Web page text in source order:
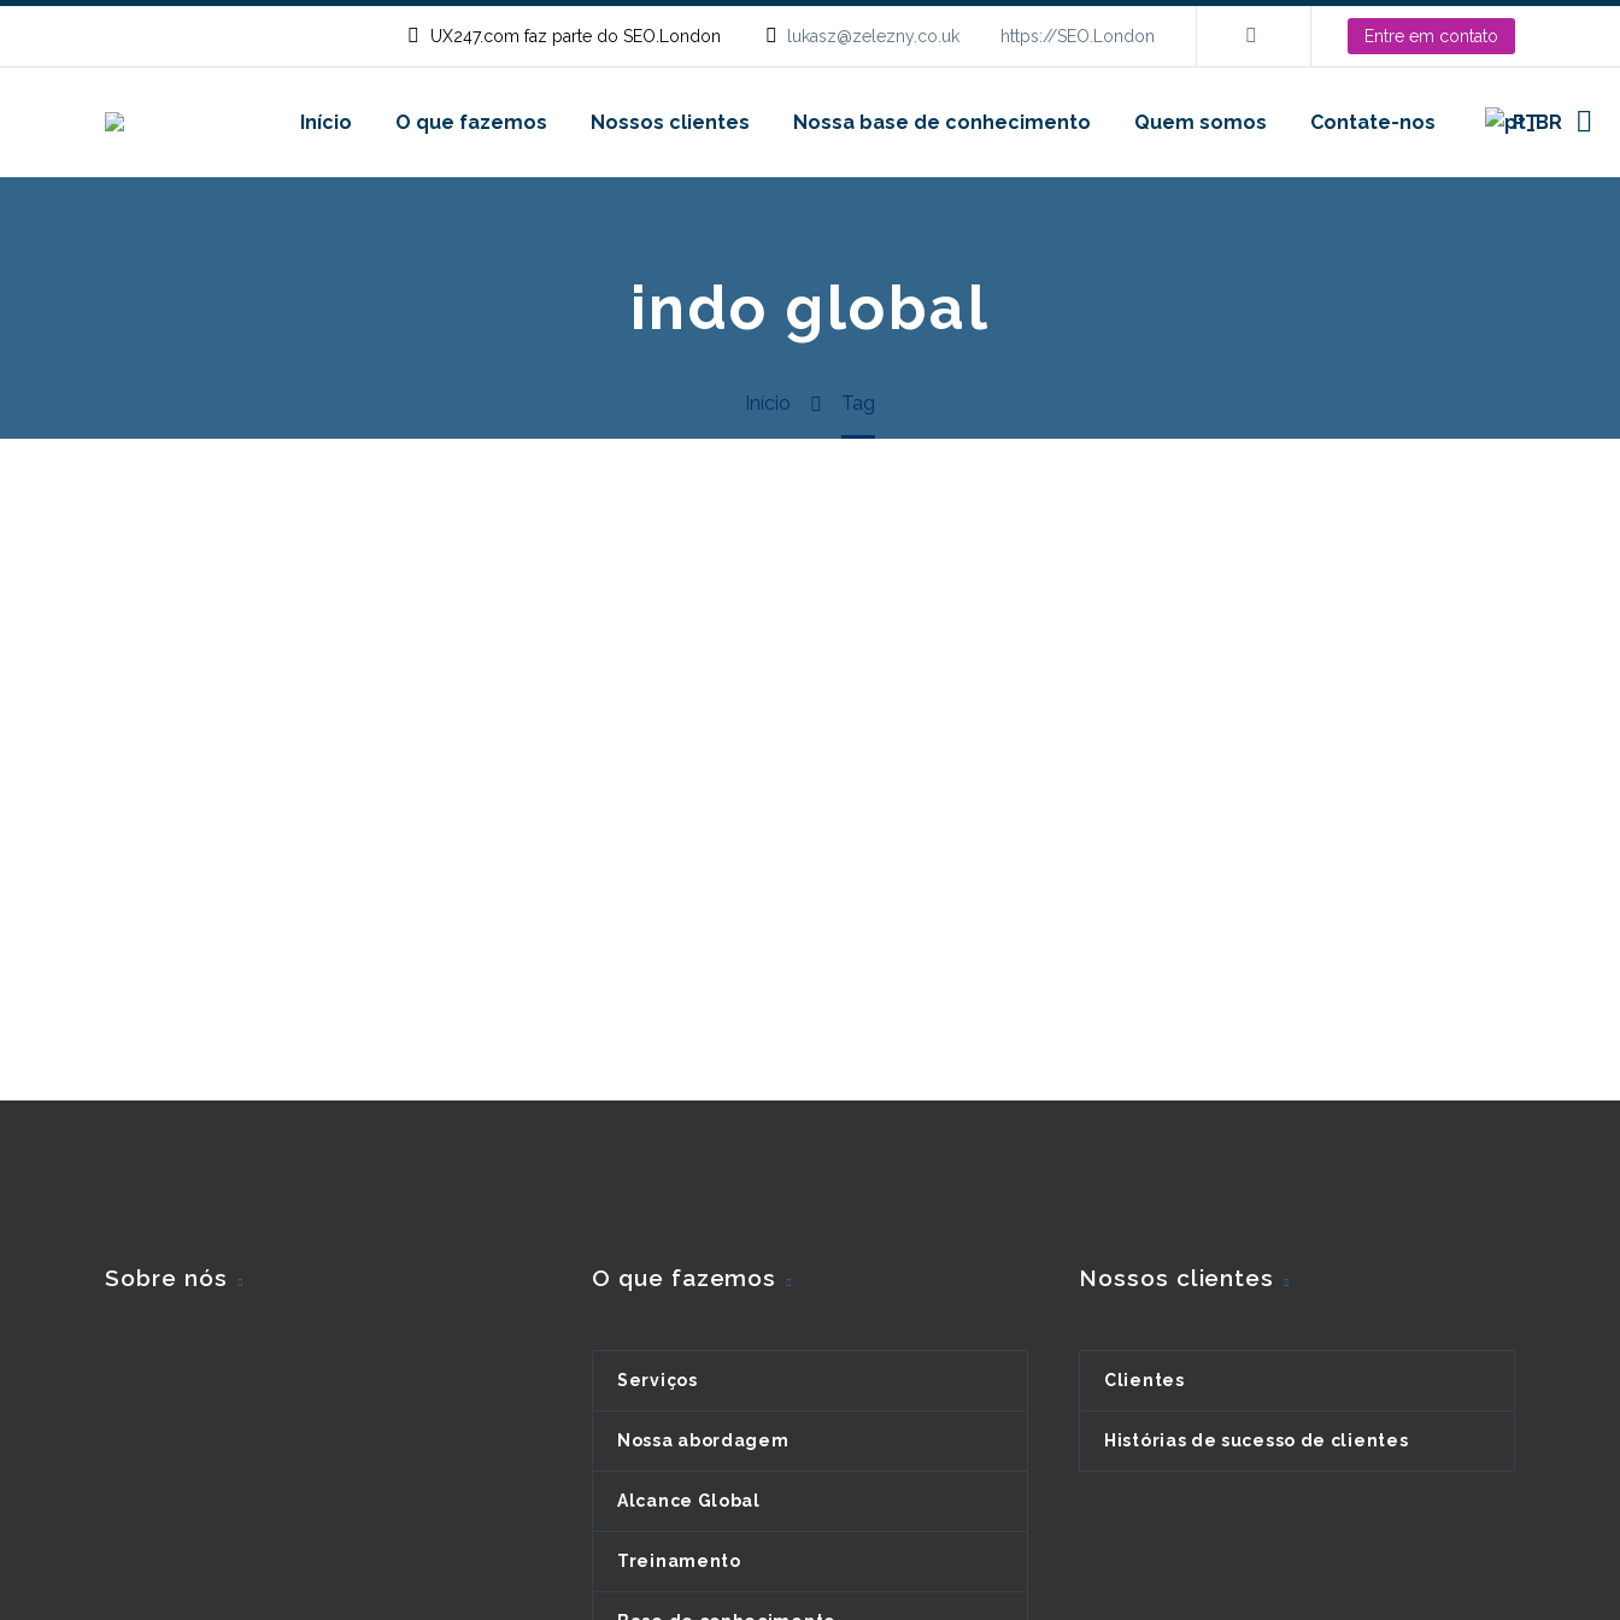
UX247.com faz parte do SEO.London lukasz@zelezny.co.uk https://SEO.London Entre em contato
Início O que fazemos Nossos clientes Nossa base de conhecimento Quem somos Contate-nos PT
indo global
Início Tag
Sobre nós O que fazemos
Serviços
Nossa abordagem
Alcance Global
Treinamento
Nossos clientes
Clientes
Histórias de sucesso de clientes